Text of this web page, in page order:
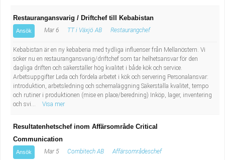
Restaurangansvarig / Driftchef till Kebabistan
Ansök Mar 6 TT i Växjö AB Restaurangchef
Kebabistan är en ny kebaberia med tydliga influenser från Mellanöstern. Vi
söker nu en restaurangansvarig/driftchef som tar helhetsansvar för den
dagliga driften och säkerställer hög kvalitet i både kök och service.
Arbetsuppgifter Leda och fördela arbetet i kök och servering Personalansvar:
introduktion, arbetsledning och schemaläggning Säkerställa kvalitet, tempo
och rutiner i produktionen (mise en place/beredning) Inköp, lager, inventering
och svi...
Visa mer
Resultatenhetschef inom Affärsområde Critical
Communication
Ansök Mar 5 Combitech AB Affärsområdeschef